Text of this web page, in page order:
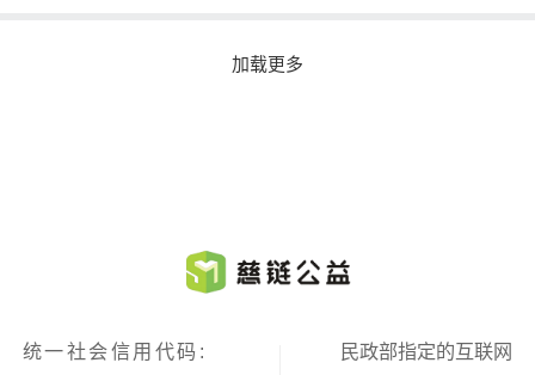
加载更多
统一社会信用代码: 民政部指定的互联网